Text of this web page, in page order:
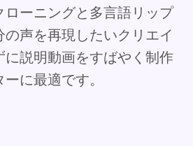
ローニングと多言語リップ
の声を再現したいクリエイ
に説明動画をすばやく制作
に最適です。